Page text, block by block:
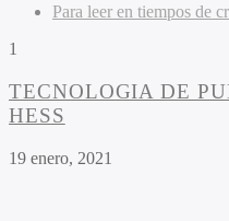
Para leer en tiempos de
1
TECNOLOGIA DE
HESS
19 enero, 2021